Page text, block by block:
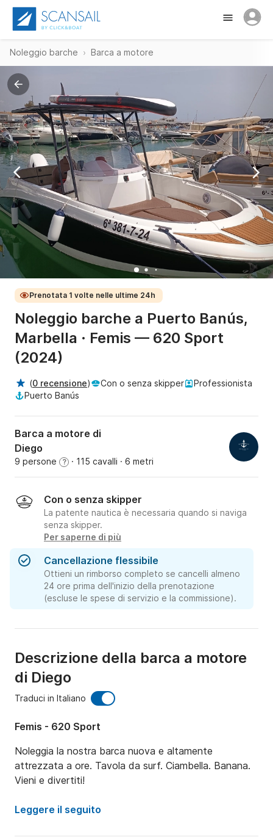
Noleggio barche Barca a motore
Prenotata 1 volte nelle ultime 24h
Noleggio barche a Puerto Banús,
Marbella · Femis — 620 Sport
(2024)
(0 recensione) Con o senza skipper
Professionista
Puerto Banús
Barca a motore di
Diego
9 persone ? · 115 cavalli · 6 metri
Con o senza skipper
La patente nautica è necessaria quando si naviga
senza skipper.
Per saperne di più
Cancellazione flessibile
Ottieni un rimborso completo se cancelli almeno
24 ore prima dell'inizio della prenotazione
(escluse le spese di servizio e la commissione).
Descrizione della barca a motore
di Diego
Traduci in Italiano
Femis - 620 Sport
Noleggia la nostra barca nuova e altamente
attrezzata a ore. Tavola da surf. Ciambella. Banana.
Vieni e divertiti!
Leggere il seguito